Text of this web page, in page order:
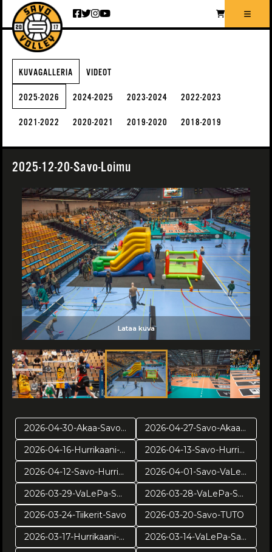
Siirry sisältöön
KUVAGALLERIA VIDEOT
2025-2026 2024-2025 2023-2024 2022-2023
2021-2022 2020-2021 2019-2020 2018-2019
2025-12-20-Savo-Loimu
2026-04-30-Akaa-Savo-pr2
2026-04-27-Savo-Akaa-pr1
2026-04-16-Hurrikaani-Savo-VE4
2026-04-13-Savo-Hurrikaani ve3
2026-04-12-Savo-Hurrikaani-ve2
2026-04-01-Savo-VaLePa-pv3
2026-03-29-VaLePa-Savo-pv2
2026-03-28-VaLePa-Savo-pv1
2026-03-24-Tiikerit-Savo
2026-03-20-Savo-TUTO
2026-03-17-Hurrikaani-Savo
2026-03-14-VaLePa-Savo
Lataa kuva
Lataa kuva
Lataa kuva
Lataa kuva
Lataa kuva
Lataa kuva
Lataa kuva
Lataa kuva
Lataa kuva
Lataa kuva
Lataa kuva
Lataa kuva
Lataa kuva